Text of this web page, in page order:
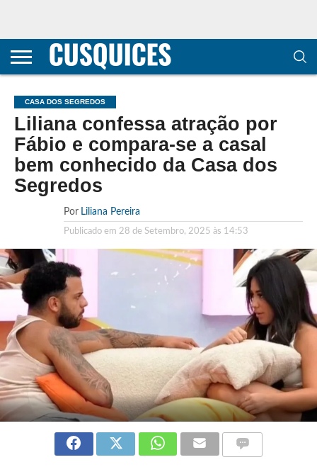
CONTACTOS
HOME
POLÍTICA DE
E COOKIES
SOBRE
TERMOS E
TRANSPARÊNCIA
METODOLOGIA
CASA DOS SEGREDOS
Liliana confessa atração por
Fábio e compara-se a casal
bem conhecido da Casa dos
Segredos
Por Liliana Pereira
Publicado em 28 de Setembro, 2025 às 14:53